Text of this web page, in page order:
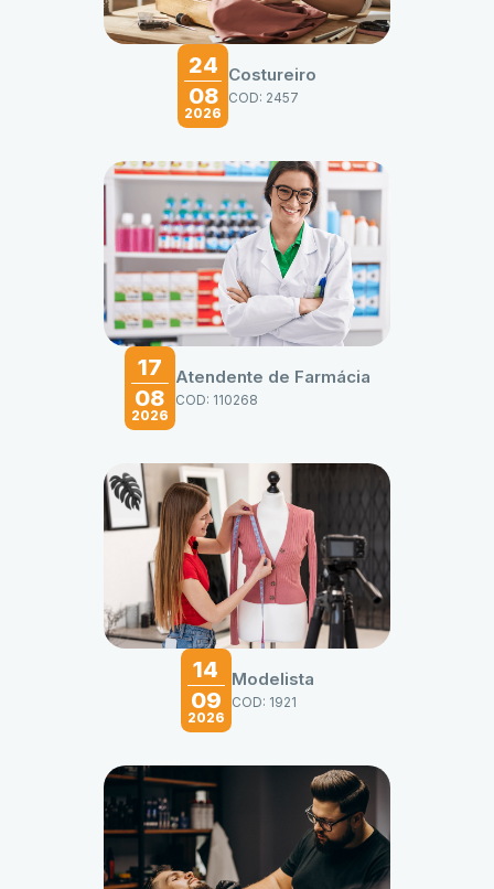
24
08
2026
Costureiro
COD: 2457
17
08
2026
Atendente de Farmácia
COD: 110268
14
09
2026
Modelista
COD: 1921